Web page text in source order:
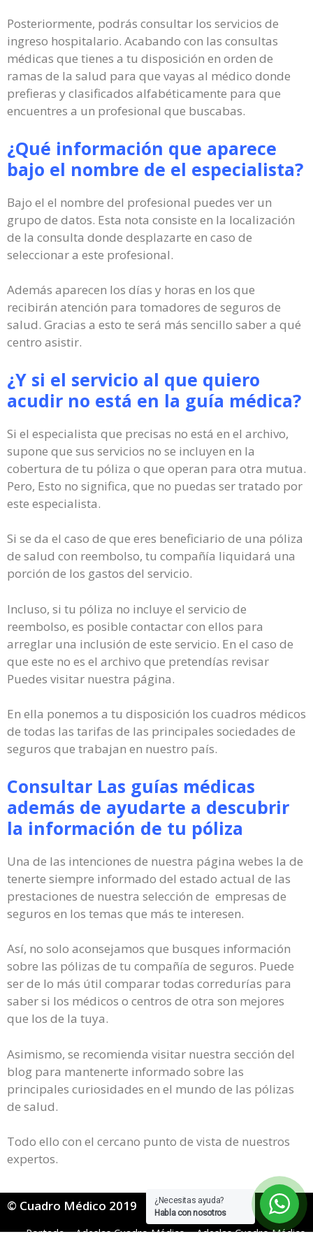
¿Necesitas ayuda?
Habla con nosotros
Posteriormente, podrás consultar los servicios de
ingreso hospitalario. Acabando con las consultas
médicas que tienes a tu disposición en orden de
ramas de la salud para que vayas al médico donde
prefieras y clasificados alfabéticamente para que
encuentres a un profesional que buscabas.
¿Qué información que aparece
bajo el nombre de el especialista?
Bajo el el nombre del profesional puedes ver un
grupo de datos. Esta nota consiste en la localización
de la consulta donde desplazarte en caso de
seleccionar a este profesional.
Además aparecen los días y horas en los que
recibirán atención para tomadores de seguros de
salud. Gracias a esto te será más sencillo saber a qué
centro asistir.
¿Y si el servicio al que quiero
acudir no está en la guía médica?
Si el especialista que precisas no está en el archivo,
supone que sus servicios no se incluyen en la
cobertura de tu póliza o que operan para otra mutua.
Pero, Esto no significa, que no puedas ser tratado por
este especialista.
Si se da el caso de que eres beneficiario de una póliza
de salud con reembolso, tu compañía liquidará una
porción de los gastos del servicio.
Incluso, si tu póliza no incluye el servicio de
reembolso, es posible contactar con ellos para
arreglar una inclusión de este servicio. En el caso de
que este no es el archivo que pretendías revisar
Puedes visitar nuestra página.
En ella ponemos a tu disposición los cuadros médicos
de todas las tarifas de las principales sociedades de
seguros que trabajan en nuestro país.
Consultar Las guías médicas
además de ayudarte a descubrir
la información de tu póliza
Una de las intenciones de nuestra página webes la de
tenerte siempre informado del estado actual de las
prestaciones de nuestra selección de empresas de
seguros en los temas que más te interesen.
Así, no solo aconsejamos que busques información
sobre las pólizas de tu compañía de seguros. Puede
ser de lo más útil comparar todas corredurías para
saber si los médicos o centros de otra son mejores
que los de la tuya.
Asimismo, se recomienda visitar nuestra sección del
blog para mantenerte informado sobre las
principales curiosidades en el mundo de las pólizas
de salud.
Todo ello con el cercano punto de vista de nuestros
expertos.
© Cuadro Médico 2019
Portada»Adeslas Cuadro Médico»Adeslas Cuadro Médico